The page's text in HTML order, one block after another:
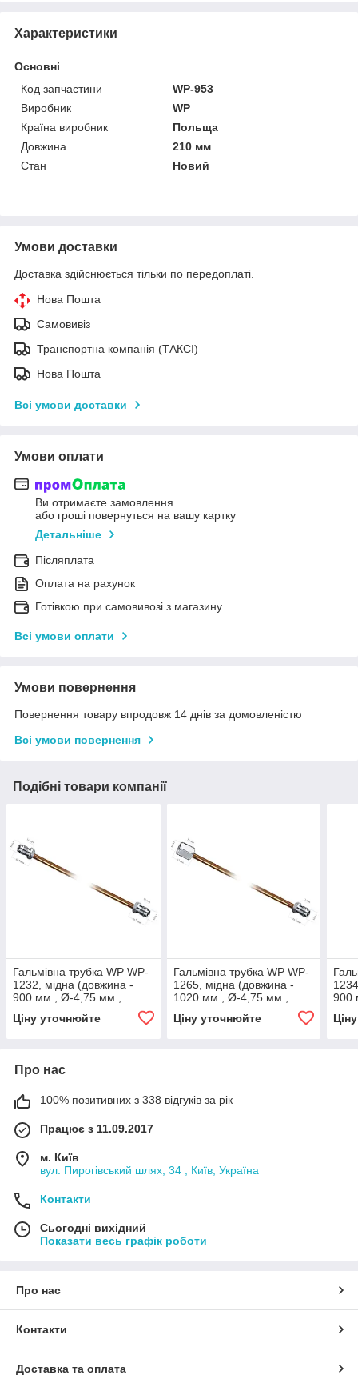
Характеристики
Основні
Код запчастини
WP-953
Виробник
WP
Країна виробник
Польща
Довжина
210 мм
Стан
Новий
Умови доставки
Доставка здійснюється тільки по передоплаті.
Нова Пошта
Самовивіз
Транспортна компанія (ТАКСІ)
Нова Пошта
Всі умови доставки
Умови оплати
Ви отримаєте замовлення
або гроші повернуться на вашу картку
Детальніше
Післяплата
Оплата на рахунок
Готівкою при самовивозі з магазину
Всі умови оплати
Умови повернення
Повернення товару впродовж 14 днів за домовленістю
Всі умови повернення
Подібні товари компанії
Гальмівна трубка WP WP-
1232, мідна (довжина -
900 мм., Ø-4,75 мм.,
Ціну уточнюйте
Гальмівна трубка WP WP-
1265, мідна (довжина -
1020 мм., Ø-4,75 мм.,
Ціну уточнюйте
900
Про нас
100% позитивних з 338 відгуків за рік
Працює з 11.09.2017
м. Київ
вул. Пирогівський шлях, 34 , Київ, Україна
Контакти
Сьогодні вихідний
Показати весь графік роботи
Про нас
Контакти
Доставка та оплата